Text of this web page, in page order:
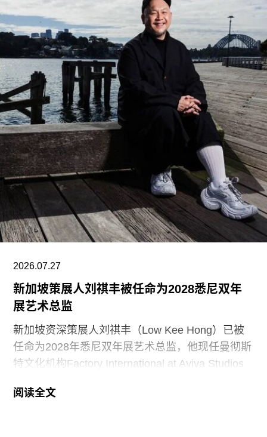
人为本、因地制宜且富有同理心的设计理念，体现
了芬兰对现代建筑的重要贡献”。
入选项目中最早期的代表作之一是位于赫尔辛基的
“阿尔瓦·阿尔托之家”（Aalto House，1936），由
阿尔瓦·阿尔托与其妻子艾诺·阿尔托共同设计，作
为两人的私人住宅。在13项作品中，有5项位于芬
兰首都赫尔辛基，包括文化之家（House of
Culture，1958）活动中心，以及著名的芬兰大厅
（Finlandia Hall，1971），后者兼具会议中心与音
乐厅功能。
另一项重要作品是赛纳察洛市政厅（Säynätsalo
Town Hall），由阿尔瓦·阿尔托与艾丽莎·阿尔托于
1952年共同完成。艾诺于1949年去世后，阿尔瓦
与艾丽莎结婚。两人还共同建造了位于派延奈湖
（Lake
2026.07.27
新加坡策展人刘祺丰被任命为2028悉尼双年
展艺术总监
新加坡资深策展人刘祺丰（Low Kee Hong）已被
任命为2028年悉尼双年展艺术总监，他现任曼彻斯
特文化机构Factory International at Aviva Studios
阅读全文